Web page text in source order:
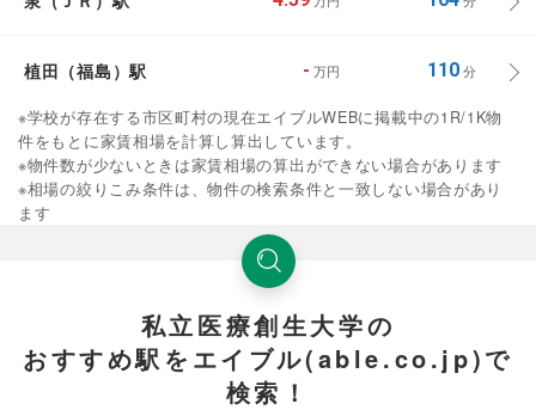
植田（福島）駅 - 万円 110分
※学校が存在する市区町村の現在エイブルWEBに掲載中の1R/1K物
件をもとに家賃相場を計算し算出しています。
※物件数が少ないときは家賃相場の算出ができない場合があります
※相場の絞りこみ条件は、物件の検索条件と一致しない場合があり
ます
私立医療創生大学の
おすすめ駅をエイブル(able.co.jp)で
検索！